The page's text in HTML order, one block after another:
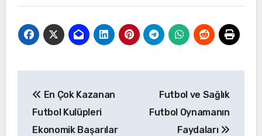
gezinmesi
En Çok Kazanan
Futbol Kulüpleri
Ekonomik Başarılar
Futbol ve Sağlık
Futbol Oynamanın
Faydaları